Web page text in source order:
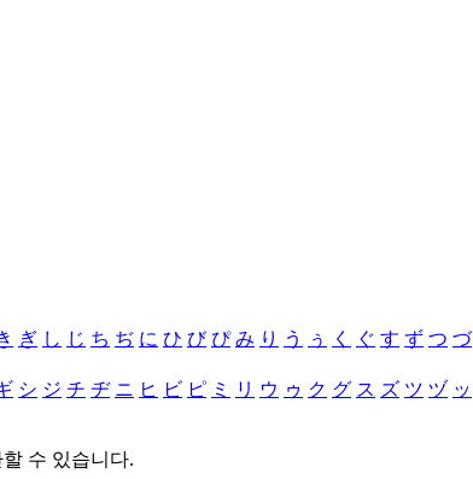
ぎ し じ ち ぢ に ひ び ぴ み り う ぅ く ぐ す ず つ づ
シ ジ チ ヂ ニ ヒ ビ ピ ミ リ ウ ゥ ク グ ス ズ ツ ヅ ッ
수 있습니다.